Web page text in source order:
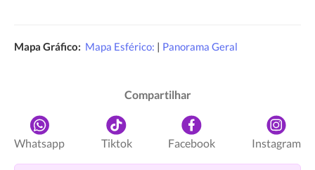
Mapa Gráfico: Mapa Esférico: | Panorama Geral
Compartilhar
Whatsapp Tiktok Facebook Instagram